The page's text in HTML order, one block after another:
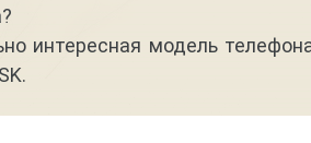
интересная модель